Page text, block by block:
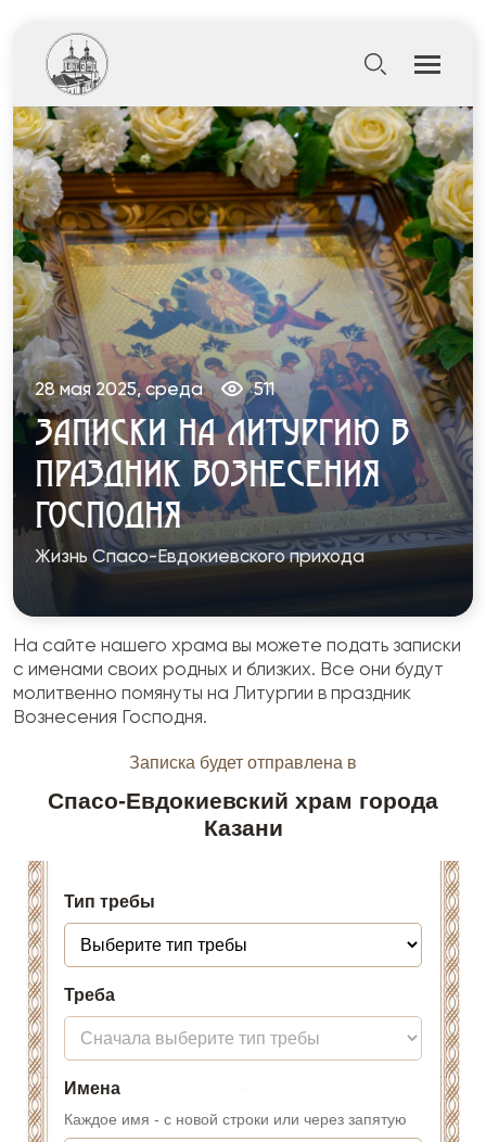
28 мая 2025, среда 511
ЗАПИСКИ НА ЛИТУРГИЮ В
ПРАЗДНИК ВОЗНЕСЕНИЯ
ГОСПОДНЯ
Жизнь Спасо-Евдокиевского прихода
На сайте нашего храма вы можете подать записки
с именами своих родных и близких. Все они будут
молитвенно помянуты на Литургии в праздник
Вознесения Господня.